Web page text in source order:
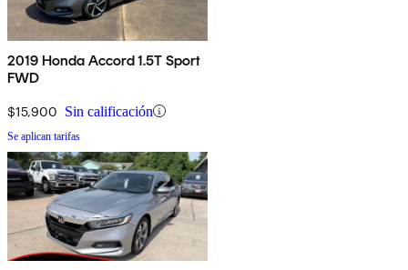
2019 Honda Accord 1.5T Sport
FWD
$15,900 Sin calificación
Se aplican tarifas